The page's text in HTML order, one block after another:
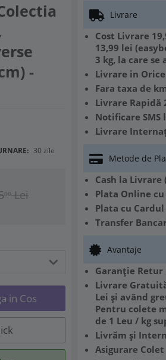
-
30 zile
00 Lei
in Cos
Livrare
Cost Livrare
13,99 lei
3 kg, la care se
Livrare in
Fara taxa de
Livrare Rapidă
Notificare SMS
Livrare
Metode de
Cash la Livrare
Plata Online
Plata cu Cardul
Transfer
Avantaje
Garanție Retur
Livrare
Lei și având
Pentru colete
de 1 Leu / kg
Livrăm și
Asigurare Colet